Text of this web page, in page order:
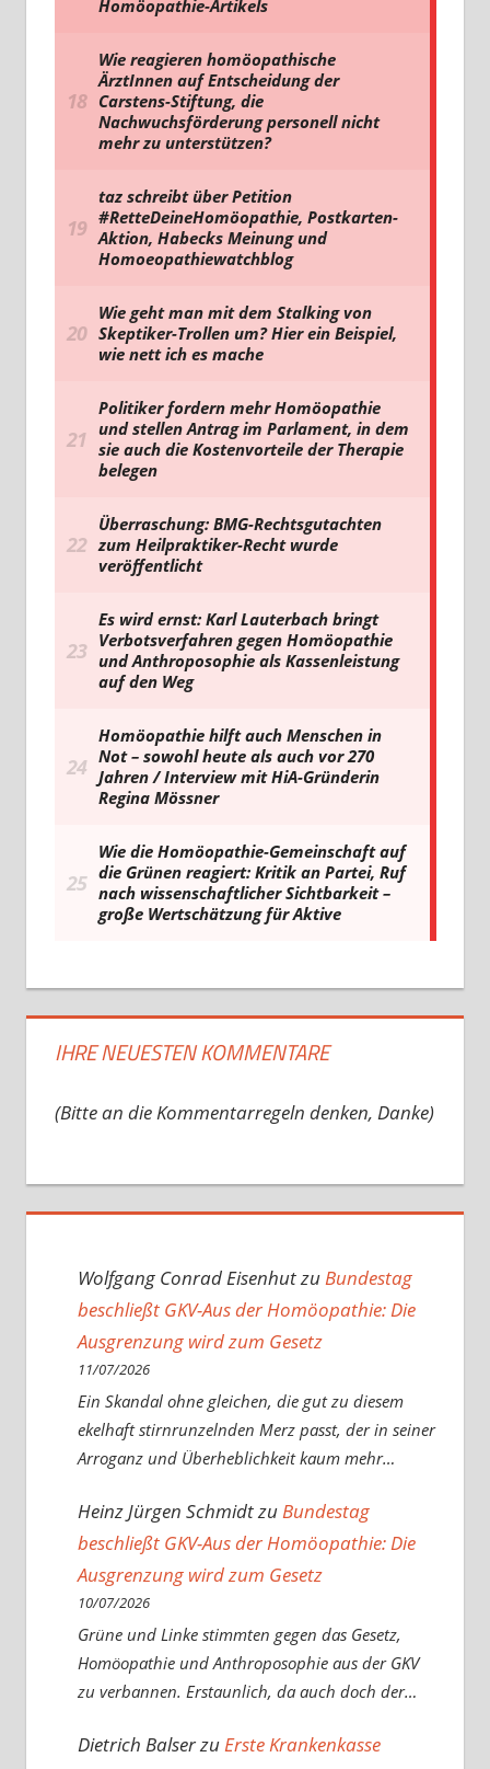
IHRE NEUESTEN KOMMENTARE
(Bitte an die Kommentarregeln denken, Danke)
Wolfgang Conrad EisenhutzuBundestag
beschließt GKV-Aus der Homöopathie: Die
Ausgrenzung wird zum Gesetz
11/07/2026
Ein Skandal ohne gleichen, die gut zu diesem
ekelhaft stirnrunzelnden Merz passt, der in seiner
Arroganz und Überheblichkeit kaum mehr…
Heinz Jürgen SchmidtzuBundestag
beschließt GKV-Aus der Homöopathie: Die
Ausgrenzung wird zum Gesetz
10/07/2026
Grüne und Linke stimmten gegen das Gesetz,
Homöopathie und Anthroposophie aus der GKV
zu verbannen. Erstaunlich, da auch doch der…
Dietrich BalserzuErste Krankenkasse